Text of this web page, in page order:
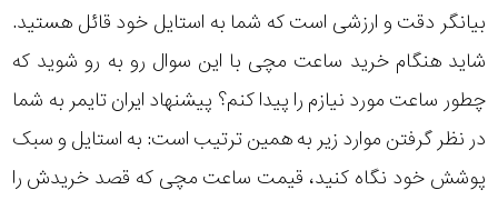
بیانگر دقت و ارزشی است که شما به استایل خود قائل هستید.
شاید هنگام خرید ساعت مچی با این سوال رو به رو شوید که
چطور ساعت مورد نیازم را پیدا کنم؟ پیشنهاد ایران تایمر به شما
در نظر گرفتن موارد زیر به همین ترتیب است: به استایل و سبک
پوشش خود نگاه کنید، قیمت ساعت مچی که قصد خریدش را
آدیداس
متی
کیو
محدوده
عرض